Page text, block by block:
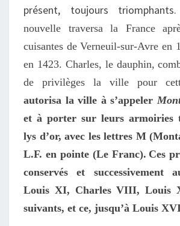
présent, toujours triomphants.
nouvelle traversala France
cuisantes de Verneuil-sur-Avre en
en 1423. Charles, le dauphin,
de privilèges la ville pour
autorisa la ville à s’appeler
et à porter sur leurs armoiries
lys d’or, avec les lettres M
L.F. en pointe (Le Franc). Ces
conservés et successivement
Louis XI, Charles VIII, Louis
suivants, et ce, jusqu’à Louis